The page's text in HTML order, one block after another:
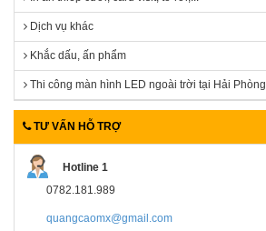
Dịch vụ khác
Khắc dấu, ấn phẩm
Thi công màn hình LED ngoài trời tại Hải Phòng
TƯ VẤN HỖ TRỢ
Hotline 1
0782.181.989
quangcaomx@gmail.com